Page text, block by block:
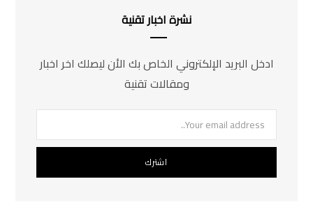
نشرة اخبار تقنية
ادخل البريد الإلكتروني الخاص بك الأن ليصلك اخر اخبار
ومقالات تقنية